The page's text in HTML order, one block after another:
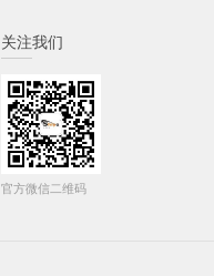
关注我们
官方微信二维码